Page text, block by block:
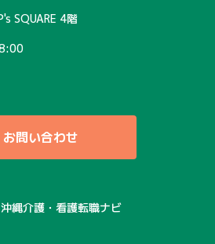
SQUARE 4階
お問い合わせ
縄介護・看護転職ナビ